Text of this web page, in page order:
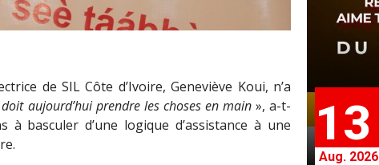
13
Aug. 2026
de SIL Côte d’Ivoire, Geneviève Koui, n’a
doit aujourd’hui prendre les choses en main», a-t-
basculer d’une logique d’assistance à une